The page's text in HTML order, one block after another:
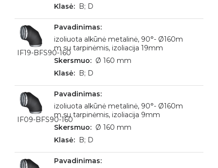
B; D
IF19-BFS90-160
izoliuota alkūnė metalinė, 90°- Ø160m
m su tarpinėmis, izoliacija 19mm
Ø 160 mm
B; D
IF09-BFS90-160
izoliuota alkūnė metalinė, 90°- Ø160m
m su tarpinėmis, izoliacija 9mm
Ø 160 mm
B; D